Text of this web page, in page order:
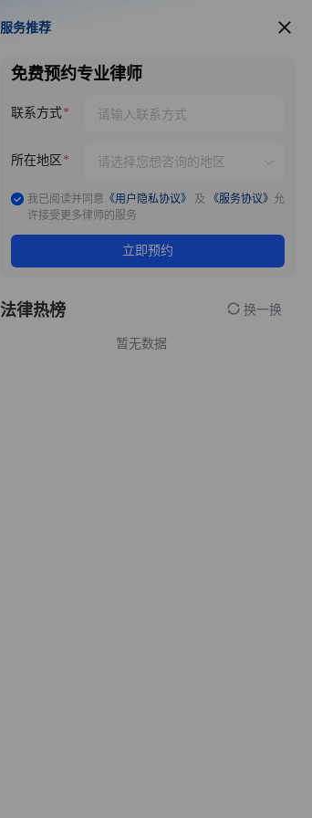
服务推荐
服务推荐
免费预约专业律师
联系方式
所在地区
我已阅读并同意 《用户隐私协议》 及 《服务协议》 允
许接受更多律师的服务
立即预约
法律热榜 换一换
暂无数据